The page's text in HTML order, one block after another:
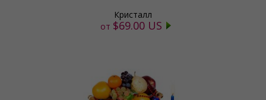
Кристалл
от $69.00 US